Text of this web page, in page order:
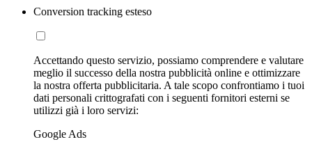
Conversion tracking esteso
Accettando questo servizio, possiamo comprendere e valutare
meglio il successo della nostra pubblicità online e ottimizzare
la nostra offerta pubblicitaria. A tale scopo confrontiamo i tuoi
dati personali crittografati con i seguenti fornitori esterni se
utilizzi già i loro servizi:
Google Ads